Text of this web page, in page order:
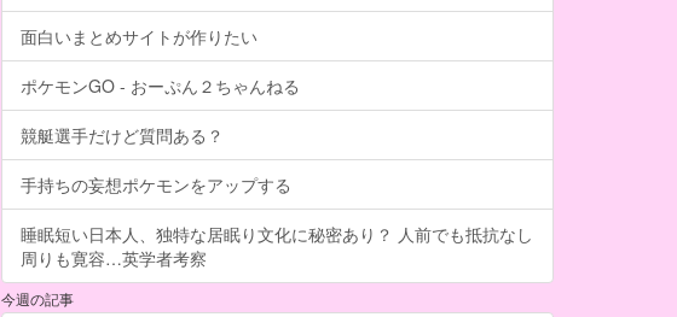
面白いまとめサイトが作りたい
ポケモンGO - おーぷん２ちゃんねる
競艇選手だけど質問ある？
手持ちの妄想ポケモンをアップする
睡眠短い日本人、独特な居眠り文化に秘密あり？ 人前でも抵抗なし
周りも寛容…英学者考察
今週の記事